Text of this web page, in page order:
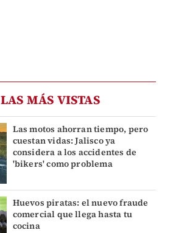
LAS MÁS VISTAS
Las motos ahorran tiempo, pero
cuestan vidas: Jalisco ya
considera a los accidentes de
'bikers' como problema
Huevos piratas: el nuevo fraude
comercial que llega hasta tu
cocina